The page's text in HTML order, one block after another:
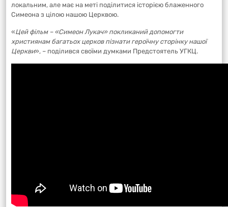
локальним, але має на меті поділитися історією блаженного
Симеона з цілою нашою Церквою.
«Цей фільм – «Симеон Лукач» покликаний допомогти
християнам багатьох церков пізнати героїчну сторінку нашої
Церкви», – поділився своїми думками Предстоятель УГКЦ.